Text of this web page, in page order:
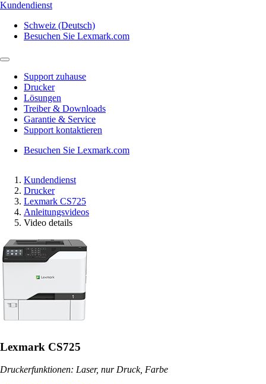
Kundendienst
Schweiz (Deutsch)
Besuchen Sie Lexmark.com
Support zuhause
Drucker
Lösungen
Treiber & Downloads
Garantie & Service
Support kontaktieren
Besuchen Sie Lexmark.com
Kundendienst
Drucker
Lexmark CS725
Anleitungsvideos
Video details
Lexmark CS725
Druckerfunktionen: Laser, nur Druck, Farbe